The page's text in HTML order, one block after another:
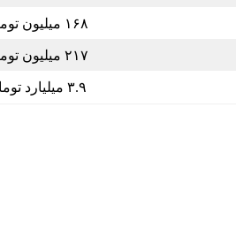
۱۶۸ میلیون تومان
۲۱۷ میلیون تومان
۳.۹ میلیارد تومان